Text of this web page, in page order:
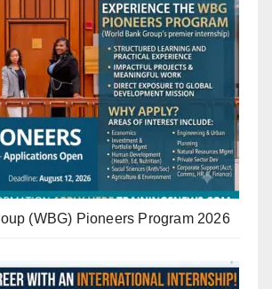
(WBG) Pioneers Program 2026